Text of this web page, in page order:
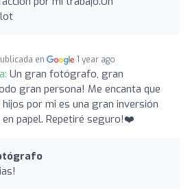
en 1 year ago
Un gran fotógrafo, gran
gran persona! Me encanta que
por mi es una gran inversión
papel. Repetiré seguro!❤️